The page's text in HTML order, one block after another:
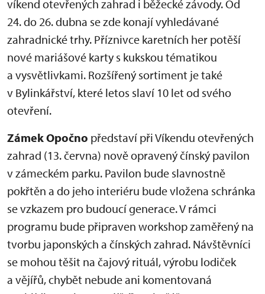
víkend otevřených zahrad i běžecké závody. Od
24. do 26. dubna se zde konají vyhledávané
zahradnické trhy. Příznivce karetních her potěší
nové mariášové karty s kukskou tématikou
a vysvětlivkami. Rozšířený sortiment je také
v Bylinkářství, které letos slaví 10 let od svého
otevření.
Zámek Opočno představí při Víkendu otevřených
zahrad (13. června) nově opravený čínský pavilon
v zámeckém parku. Pavilon bude slavnostně
pokřtěn a do jeho interiéru bude vložena schránka
se vzkazem pro budoucí generace. V rámci
programu bude připraven workshop zaměřený na
tvorbu japonských a čínských zahrad. Návštěvníci
se mohou těšit na čajový rituál, výrobu lodiček
a vějířů, chybět nebude ani komentovaná